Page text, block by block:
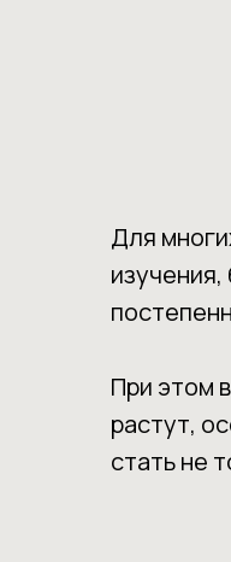
Для
При этом
растут,
стать не